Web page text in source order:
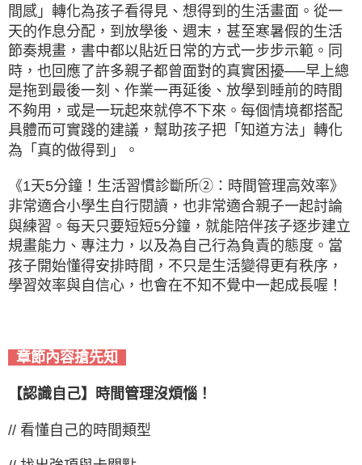
間感」轉化為孩子看得見、想得到的生活畫面。從一
天的作息分配，到放學後、週末，甚至寒暑假的生活
節奏規畫，書中都以貼近日常的方式一步步示範。同
時，也回應了許多親子都曾面對的真實困擾──早上總
是拖到最後一刻、作業一再延後、放學到睡前的時間
不夠用，或是一玩起來就停不下來。每個情境都搭配
具體而可實踐的建議，幫助孩子把「知道方法」轉化
為「真的做得到」。
《1天5分鐘！生活習慣診斷所➁：時間管理高效率》
非常適合小學生自行閱讀，也非常適合親子一起討論
與練習。每天只要短短5分鐘，就能陪伴孩子逐步建立
規畫能力、專注力，以及為自己行為負責的態度。當
孩子開始懂得安排時間，不只是生活變得更有秩序，
學習效率與自信心，也會在不知不覺中一起成長喔！
章節內容搶先知
【認識自己】時間管理沒煩惱！
// 看懂自己的時間類型